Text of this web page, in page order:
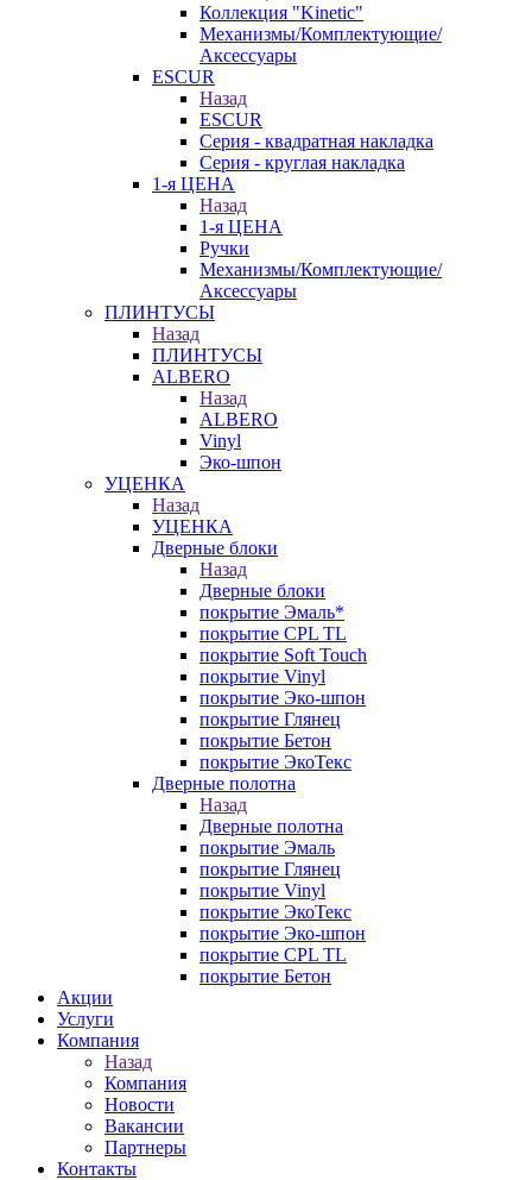
Коллекция "Kinetic"
Механизмы/Комплектующие/
Аксессуары
ESCUR
Назад
ESCUR
Серия - квадратная накладка
Серия - круглая накладка
1-я ЦЕНА
Назад
1-я ЦЕНА
Ручки
Механизмы/Комплектующие/
Аксессуары
ПЛИНТУСЫ
Назад
ПЛИНТУСЫ
ALBERO
Назад
ALBERO
Vinyl
Эко-шпон
УЦЕНКА
Назад
УЦЕНКА
Дверные блоки
Назад
Дверные блоки
покрытие Эмаль*
покрытие CPL TL
покрытие Soft Touch
покрытие Vinyl
покрытие Эко-шпон
покрытие Глянец
покрытие Бетон
покрытие ЭкоТекс
Дверные полотна
Назад
Дверные полотна
покрытие Эмаль
покрытие Глянец
покрытие Vinyl
покрытие ЭкоТекс
покрытие Эко-шпон
покрытие CPL TL
покрытие Бетон
Акции
Услуги
Компания
Назад
Компания
Новости
Вакансии
Партнеры
Контакты